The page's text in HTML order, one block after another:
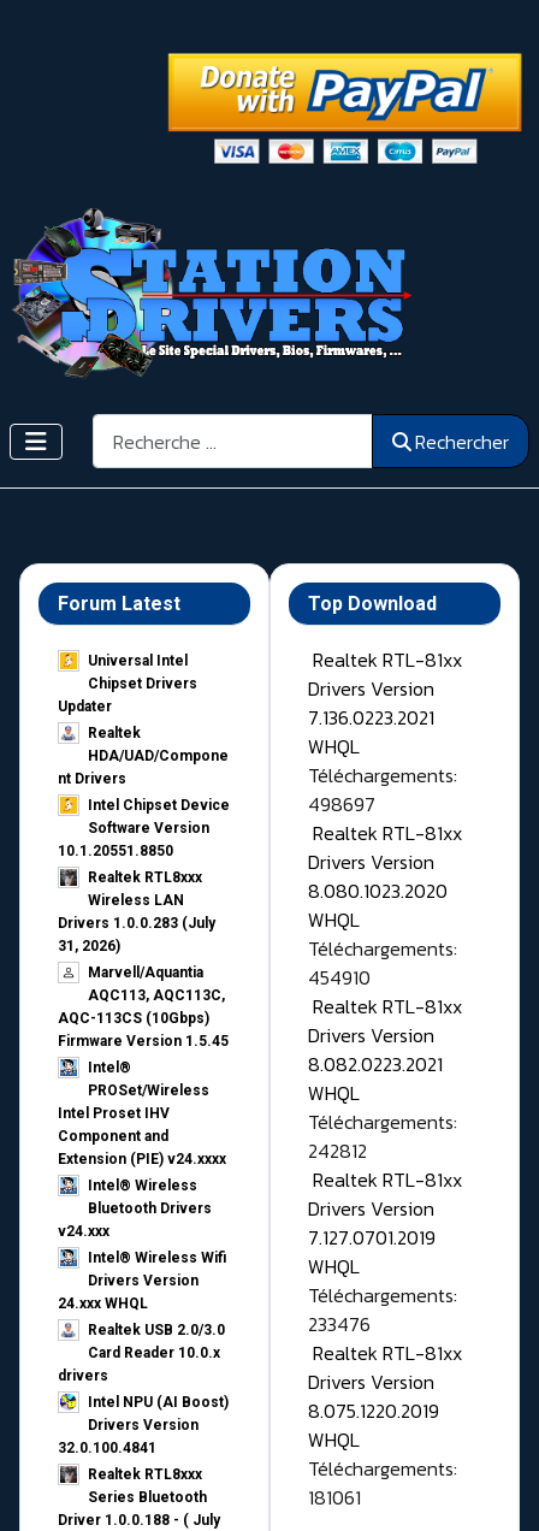
Rechercher Rechercher
Forum Latest
Universal Intel
Chipset Drivers
Updater​
Realtek
HDA/UAD/Compone
nt Drivers
Intel Chipset Device
Software Version
10.1.20551.8850
Realtek RTL8xxx
Wireless LAN
Drivers 1.0.0.283 (July
31, 2026)
Marvell/Aquantia
AQC113, AQC113C,
AQC-113CS (10Gbps)
Firmware Version 1.5.45
Intel®
PROSet/Wireless
Intel Proset IHV
Component and
Extension (PIE) v24.xxxx
Intel® Wireless
Bluetooth Drivers
v24.xxx
Intel® Wireless Wifi
Drivers Version
24.xxx WHQL
Realtek USB 2.0/3.0
Card Reader 10.0.x
drivers
Intel NPU (AI Boost)
Drivers Version
32.0.100.4841
Realtek RTL8xxx
Series Bluetooth
Driver 1.0.0.188 - ( July
Top Download
Realtek RTL-81xx
Drivers Version
7.136.0223.2021
WHQL
Téléchargements:
498697
Realtek RTL-81xx
Drivers Version
8.080.1023.2020
WHQL
Téléchargements:
454910
Realtek RTL-81xx
Drivers Version
8.082.0223.2021
WHQL
Téléchargements:
242812
Realtek RTL-81xx
Drivers Version
7.127.0701.2019
WHQL
Téléchargements:
233476
Realtek RTL-81xx
Drivers Version
8.075.1220.2019
WHQL
Téléchargements:
181061